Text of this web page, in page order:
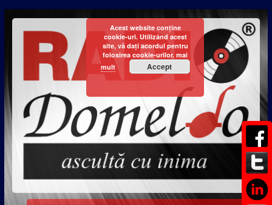
Acest website conține
cookie-uri. Utilizând acest
site, vă dați acordul pentru
folosirea cookie-urilor. mai
mult
Accept